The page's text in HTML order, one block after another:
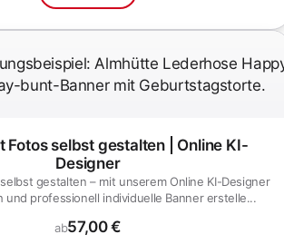
Fotos selbst gestalten | Online KI-
Designer
gestalten – mit unserem Online KI-Designer
und professionell individuelle Banner erstelle...
ab57,00 €